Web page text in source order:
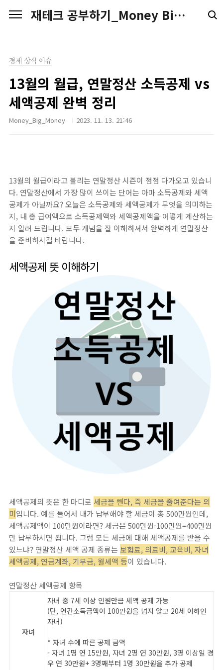
재테크 공부하기_Money Big Money
경제 상식 이슈
13월의 월급, 연말정산 소득공제 vs
세액공제 완벽 정리
Money_Big_Money 2023. 11. 13. 21:46
13월의 월급이라고 불리는 연말정산 시즌이 점점 다가오고 있습니
다. 연말정산에서 가장 많이 쓰이는 단어는 아마 소득공제와 세액
공제가 아닐까요? 오늘은 소득공제와 세액공제가 무엇을 의미하는
지, 내 총 급여액으로 소득공제액와 세액공제액을 어떻게 계산하는
지 알려 드립니다. 모두 개념을 잘 이해하셔서 완벽하게 연말정산
을 준비하시길 바랍니다.
세액공제 뜻 이해하기
세액공제의 뜻은 한 마디로 세금을 뺀다, 즉 세금을 줄여준다는 의
미입니다. 예를 들어서 내가 납부해야 할 세금이 총 500만원인데,
세액공제액이 100만원이라면? 세금은 500만원-100만원=400만원
만 납부하시면 됩니다. 그럼 모든 세금에 대해 세액공제를 받을 수
있느냐? 연말정산 세액 공제 종류는 보험료, 의료비, 교육비, 자녀
세액공제, 연금계좌, 기부금, 월세액 등이 있습니다.
연말정산 세액공제 항목
자녀
자녀 중 7세 이상 인원만큼 세액 공제 가능
(단, 연간소득금액이 100만원을 넘지 않고 20세 이하인
자녀)
* 자녀 수에 따른 공제 금액
- 자녀 1명 연 15만원, 자녀 2명 연 30만원, 3명 이상일 경
우 연 30만원+ 3명째부터 1명 30만원을 추가 공제